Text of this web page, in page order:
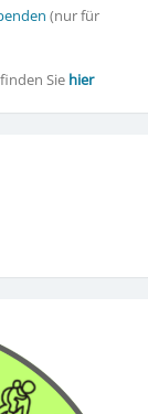
(nur für
Sie hier